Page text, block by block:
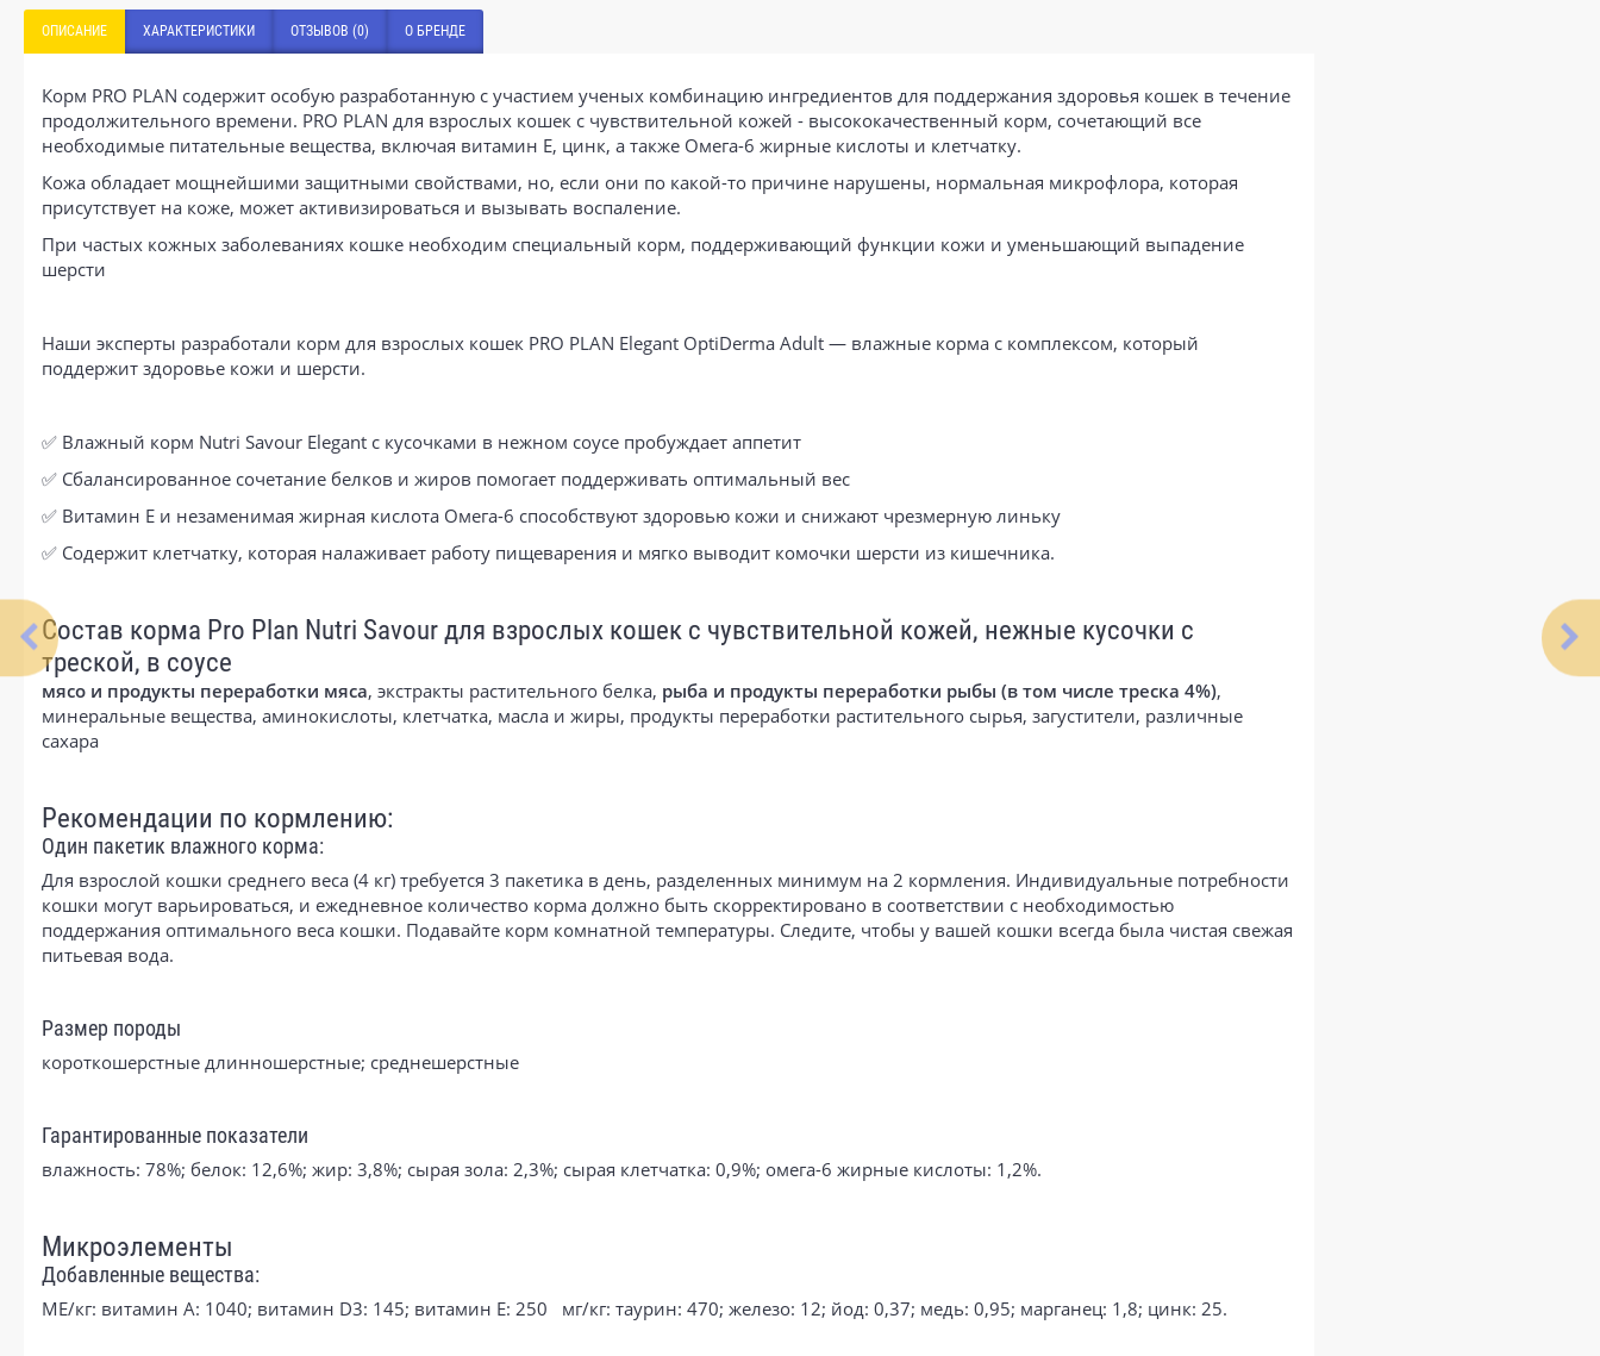
ОПИСАНИЕ ХАРАКТЕРИСТИКИ ОТЗЫВОВ (0) О БРЕНДЕ
Корм PRO PLAN содержит особую разработанную с участием ученых комбинацию ингредиентов для поддержания здоровья кошек в течение
продолжительного времени. PRO PLAN для взрослых кошек с чувствительной кожей - высококачественный корм, сочетающий все
необходимые питательные вещества, включая витамин Е, цинк, а также Омега-6 жирные кислоты и клетчатку.
Кожа обладает мощнейшими защитными свойствами, но, если они по какой-то причине нарушены, нормальная микрофлора, которая
присутствует на коже, может активизироваться и вызывать воспаление.
При частых кожных заболеваниях кошке необходим специальный корм, поддерживающий функции кожи и уменьшающий выпадение
шерсти
Наши эксперты разработали корм для взрослых кошек PRO PLAN Elegant OptiDerma Adult — влажные корма с комплексом, который
поддержит здоровье кожи и шерсти.
✅ Влажный корм Nutri Savour Elegant с кусочками в нежном соусе пробуждает аппетит
✅ Сбалансированное сочетание белков и жиров помогает поддерживать оптимальный вес
✅ Витамин Е и незаменимая жирная кислота Омега-6 способствуют здоровью кожи и снижают чрезмерную линьку
✅ Содержит клетчатку, которая налаживает работу пищеварения и мягко выводит комочки шерсти из кишечника.
Состав корма Pro Plan Nutri Savour для взрослых кошек с чувствительной кожей, нежные кусочки с
треской, в соусе
мясо и продукты переработки мяса, экстракты растительного белка, рыба и продукты переработки рыбы (в том числе треска 4%),
минеральные вещества, аминокислоты, клетчатка, масла и жиры, продукты переработки растительного сырья, загустители, различные
сахара
Рекомендации по кормлению:
Один пакетик влажного корма:
Для взрослой кошки среднего веса (4 кг) требуется 3 пакетика в день, разделенных минимум на 2 кормления. Индивидуальные потребности
кошки могут варьироваться, и ежедневное количество корма должно быть скорректировано в соответствии с необходимостью
поддержания оптимального веса кошки. Подавайте корм комнатной температуры. Следите, чтобы у вашей кошки всегда была чистая свежая
питьевая вода.
Размер породы
короткошерстные длинношерстные; среднешерстные
Гарантированные показатели
влажность: 78%; белок: 12,6%; жир: 3,8%; сырая зола: 2,3%; сырая клетчатка: 0,9%; омега-6 жирные кислоты: 1,2%.
Микроэлементы
Добавленные вещества:
МЕ/кг: витамин A: 1040; витамин D3: 145; витамин E: 250 мг/кг: таурин: 470; железо: 12; йод: 0,37; медь: 0,95; марганец: 1,8; цинк: 25.